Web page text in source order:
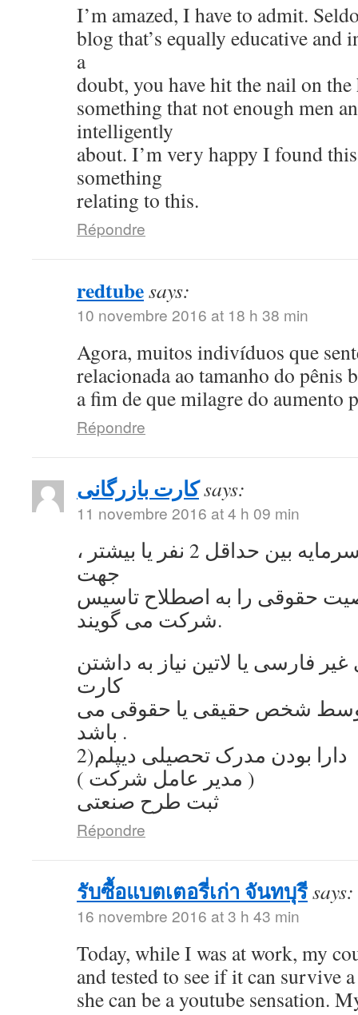
I’m amazed, I have to admit.
blog that’s equally educative and
a
doubt, you have hit the nail on the
something that not enough men
intelligently
about. I’m very happy I found
something
relating to this.
Répondre
redtubesays:
10 novembre 2016 at 18 h 38 min
Agora, muitos indivíduos que
relacionada ao tamanho do pênis
a fim de que milagre do aumento
Répondre
کارت بازرگانیsays:
11 novembre 2016 at 4 h 09 min
به اشتراک گذاشتن سرمایه بین حداقل 2 نفر یا بیشتر ،
جهت
حقوقی را به اصطلاح تاسیس
شرکت می گویند.
فارسی یا لاتین نیاز به داشتن
کارت
توسط شخص حقیقی یا حقوقی می
باشد .
2)دارا بودن مدرک تحصیلی دیپلم
( مدیر عامل شرکت )
ثبت طرح صنعتی
Répondre
รับซื้อแบตเตอรี่เก่า จันทบุรีsays:
16 novembre 2016 at 3 h 43 min
Today, while I was at work, my
and tested to see if it can survive
she can be a youtube sensation.